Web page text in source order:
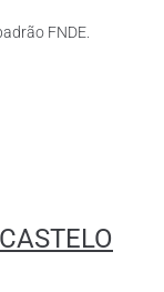
FNDE.